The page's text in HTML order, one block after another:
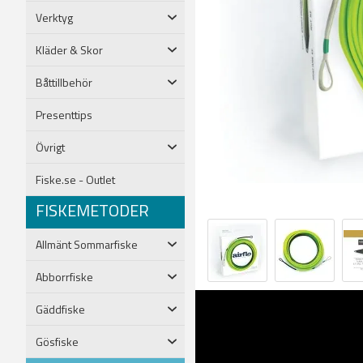
Verktyg
Kläder & Skor
Båttillbehör
Presenttips
Övrigt
Fiske.se - Outlet
FISKEMETODER
Allmänt Sommarfiske
Abborrfiske
Gäddfiske
Gösfiske